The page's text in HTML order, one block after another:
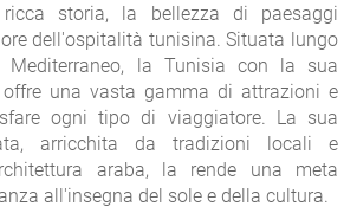
storia, la bellezza di paesaggi
dell'ospitalità tunisina. Situata lungo
la Tunisia con la sua
offre una vasta gamma di attrazioni e
ogni tipo di viaggiatore. La sua
arricchita da tradizioni locali e
araba, la rende una meta
all'insegna del sole e della cultura.